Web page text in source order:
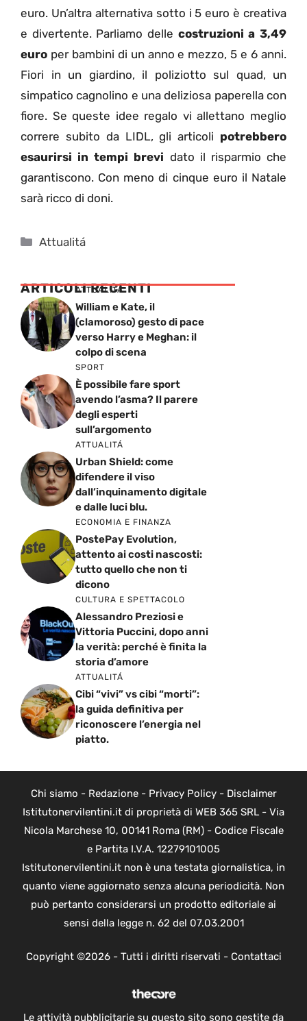
euro. Un’altra alternativa sotto i 5 euro è creativa
e divertente. Parliamo delle costruzioni a 3,49
euro per bambini di un anno e mezzo, 5 e 6 anni.
Fiori in un giardino, il poliziotto sul quad, un
simpatico cagnolino e una deliziosa paperella con
fiore. Se queste idee regalo vi allettano meglio
correre subito da LIDL, gli articoli potrebbero
esaurirsi in tempi brevi dato il risparmio che
garantiscono. Con meno di cinque euro il Natale
sarà ricco di doni.
Categorie
Attualitá
ARTICOLI RECENTI
ATTUALITÁ
William e Kate, il
(clamoroso) gesto di pace
verso Harry e Meghan: il
colpo di scena
SPORT
È possibile fare sport
avendo l’asma? Il parere
degli esperti
sull’argomento
ATTUALITÁ
Urban Shield: come
difendere il viso
dall’inquinamento digitale
e dalle luci blu.
ECONOMIA E FINANZA
PostePay Evolution,
attento ai costi nascosti:
tutto quello che non ti
dicono
CULTURA E SPETTACOLO
Alessandro Preziosi e
Vittoria Puccini, dopo anni
la verità: perché è finita la
storia d’amore
ATTUALITÁ
Cibi “vivi” vs cibi “morti”:
la guida definitiva per
riconoscere l’energia nel
piatto.
Chi siamo - Redazione- Privacy Policy- Disclaimer
Istitutonervilentini.it di proprietà di WEB 365 SRL - Via
Nicola Marchese 10, 00141 Roma (RM) - Codice Fiscale
e Partita I.V.A. 12279101005
Istitutonervilentini.it non è una testata giornalistica, in
quanto viene aggiornato senza alcuna periodicità. Non
può pertanto considerarsi un prodotto editoriale ai
sensi della legge n. 62 del 07.03.2001
Copyright ©2026 - Tutti i diritti riservati - Contattaci
Le attività pubblicitarie su questo sito sono gestite da